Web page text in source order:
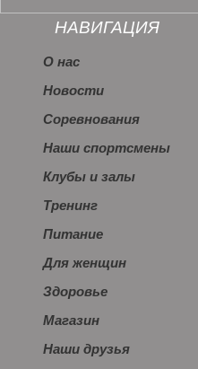
НАВИГАЦИЯ
О нас
Новости
Соревнования
Наши спортсмены
Клубы и залы
Тренинг
Питание
Для женщин
Здоровье
Магазин
Наши друзья